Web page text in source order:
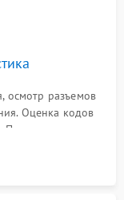
осмотр разъемов
Оценка кодов
чтения
пломб.